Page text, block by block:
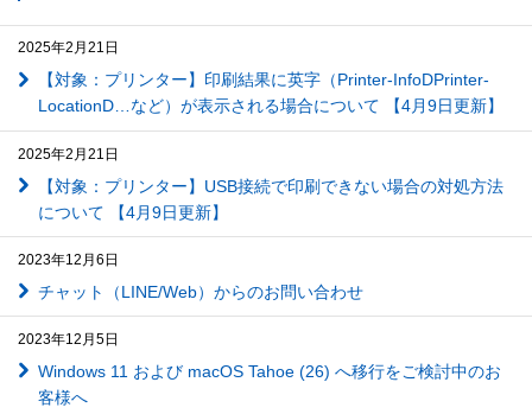
2025年2月21日
【対象：プリンター】印刷結果に英字（Printer-InfoDPrinter-
LocationD…など）が表示される場合について 【4月9日更新】
2025年2月21日
【対象：プリンター】USB接続で印刷できない場合の対処方法
について 【4月9日更新】
2023年12月6日
チャット（LINE/Web）からのお問い合わせ
2023年12月5日
Windows 11 および macOS Tahoe (26) へ移行をご検討中のお
客様へ